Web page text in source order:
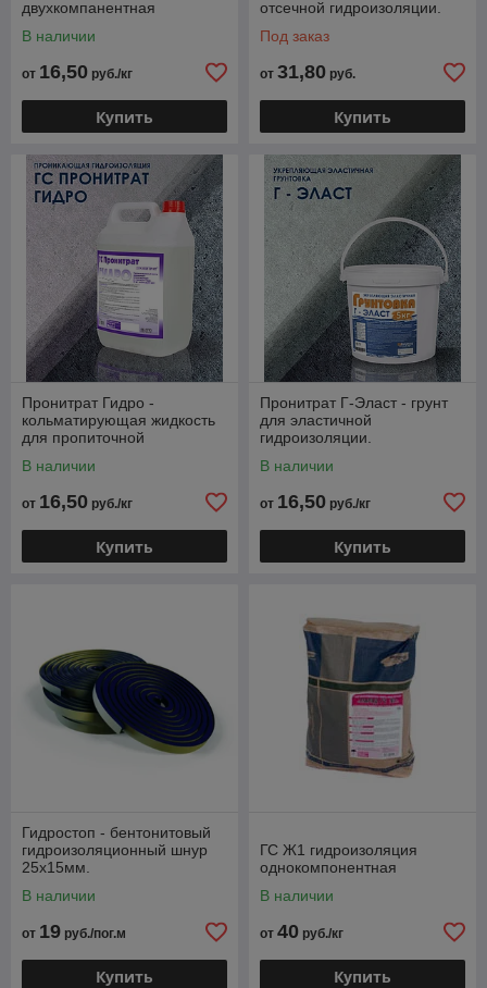
двухкомпанентная
В наличии
от 16,50 руб./кг
Купить
отсечной гидроизоляции.
Под заказ
от 31,80 руб.
Купить
Пронитрат Гидро -
кольматирующая жидкость
для пропиточной
антикоррозионной защиты
В наличии
от 16,50 руб./кг
Купить
Пронитрат Г-Эласт - грунт
для эластичной
гидроизоляции.
В наличии
от 16,50 руб./кг
Купить
Гидростоп - бентонитовый
гидроизоляционный шнур
25х15мм.
В наличии
от 19 руб./пог.м
Купить
ГС Ж1 гидроизоляция
однокомпонентная
В наличии
от 40 руб./кг
Купить